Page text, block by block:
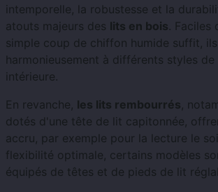
intemporelle, la robustesse et la
atouts majeurs des lits en bois. Faciles
simple coup de chiffon humide suffit,
harmonieusement à différents styles
intérieure.
En revanche, les lits rembourrés,
dotés d'une tête de lit capitonnée,
accru, par exemple pour la lecture le
flexibilité optimale, certains modèles
équipés de têtes et de pieds de lit